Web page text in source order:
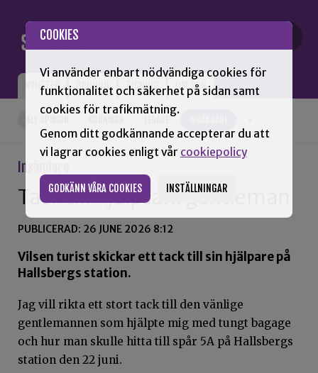
COOKIES
Vi använder enbart nödvändiga cookies för
funktionalitet och säkerhet på sidan samt
cookies för trafikmätning.
Genom ditt godkännande accepterar du att
vi lagrar cookies enligt vår cookiepolicy
GODKÄNN VÅRA COOKIES INSTÄLLNINGAR
NYHETER OPINION TIDNING OM SNN
Insändare
Tack till hjälpsam gentleman
PUBLICERAD: 26 JUNE 2026 8:12
Vilsen turist skickar ett tack till sin hjälpare på
Hallsbergs station.
Jag vill rikta ett stort tack till den vänlige
gentlemannen som hjälpte mig med tungt bagage
och hur man skulle hitta till spår 5A på Hallsbergs
station den 22 juni.